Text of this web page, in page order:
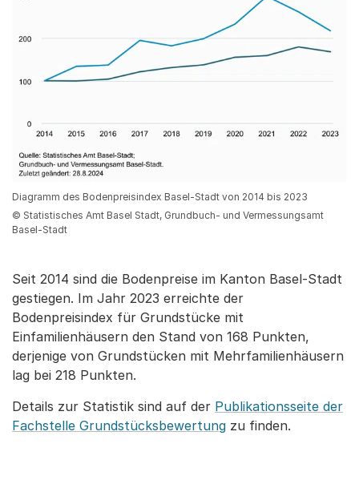
Diagramm des Bodenpreisindex Basel-Stadt von 2014 bis 2023
© Statistisches Amt Basel Stadt, Grundbuch- und Vermessungsamt
Basel-Stadt
Seit 2014 sind die Bodenpreise im Kanton Basel-Stadt
gestiegen. Im Jahr 2023 erreichte der
Bodenpreisindex für Grundstücke mit
Einfamilienhäusern den Stand von 168 Punkten,
derjenige von Grundstücken mit Mehrfamilienhäusern
lag bei 218 Punkten.
Details zur Statistik sind auf der Publikationsseite der
Fachstelle Grundstücksbewertung zu finden.